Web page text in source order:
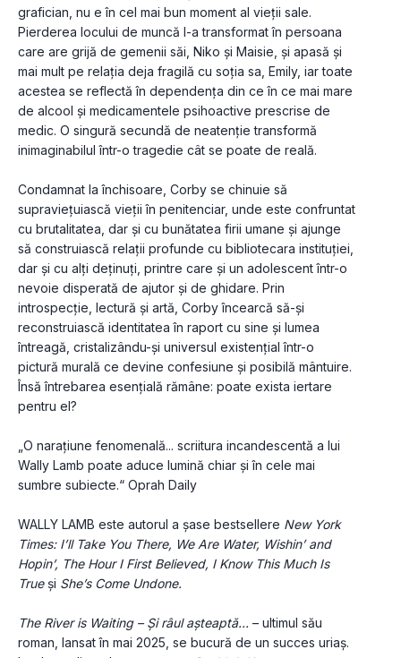
grafician, nu e în cel mai bun moment al vieții sale.
Pierderea locului de muncă l-a transformat în persoana
care are grijă de gemenii săi, Niko și Maisie, și apasă și
mai mult pe relația deja fragilă cu soția sa, Emily, iar toate
acestea se reflectă în dependența din ce în ce mai mare
de alcool și medicamentele psihoactive prescrise de
medic. O singură secundă de neatenție transformă
inimaginabilul într-o tragedie cât se poate de reală.
Condamnat la închisoare, Corby se chinuie să
supraviețuiască vieții în penitenciar, unde este confruntat
cu brutalitatea, dar și cu bunătatea firii umane și ajunge
să construiască relații profunde cu bibliotecara instituției,
dar și cu alți deținuți, printre care și un adolescent într-o
nevoie disperată de ajutor și de ghidare. Prin
introspecție, lectură și artă, Corby încearcă să-și
reconstruiască identitatea în raport cu sine și lumea
întreagă, cristalizându-și universul existențial într-o
pictură murală ce devine confesiune și posibilă mântuire.
Însă întrebarea esențială rămâne: poate exista iertare
pentru el?
„O narațiune fenomenală... scriitura incandescentă a lui
Wally Lamb poate aduce lumină chiar și în cele mai
sumbre subiecte.“ Oprah Daily
WALLY LAMB este autorul a șase bestsellere New York
Times: I’ll Take You There, We Are Water, Wishin’ and
Hopin’, The Hour I First Believed, I Know This Much Is
True și She’s Come Undone.
The River is Waiting – Și râul așteaptă... – ultimul său
roman, lansat în mai 2025, se bucură de un succes uriaș.